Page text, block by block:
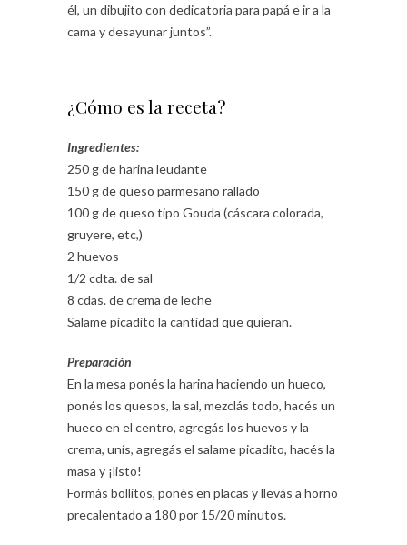
él, un dibujito con dedicatoria para papá e ir a la
cama y desayunar juntos”.
¿Cómo es la receta?
Ingredientes:
250 g de harina leudante
150 g de queso parmesano rallado
100 g de queso tipo Gouda (cáscara colorada,
gruyere, etc,)
2 huevos
1/2 cdta. de sal
8 cdas. de crema de leche
Salame picadito la cantidad que quieran.
Preparación
En la mesa ponés la harina haciendo un hueco,
ponés los quesos, la sal, mezclás todo, hacés un
hueco en el centro, agregás los huevos y la
crema, unís, agregás el salame picadito, hacés la
masa y ¡listo!
Formás bollitos, ponés en placas y llevás a horno
precalentado a 180 por 15/20 minutos.